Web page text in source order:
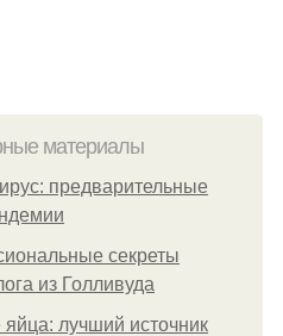
материалы
предварительные
секреты
из Голливуда
лучший источник